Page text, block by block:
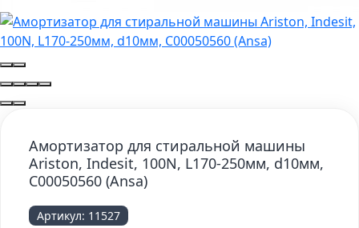
Амортизатор для стиральной машины
Ariston, Indesit, 100N, L170-250мм, d10мм,
C00050560 (Ansa)
Артикул: 11527